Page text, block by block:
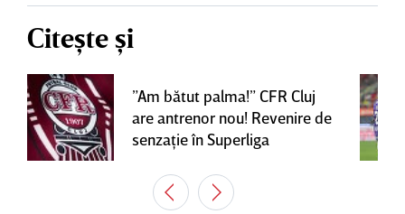
Citește și
”Am bătut palma!” CFR Cluj
are antrenor nou! Revenire de
senzaţie în Superliga